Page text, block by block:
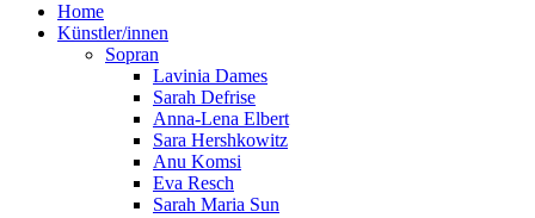
Home
Künstler/innen
Sopran
Lavinia Dames
Sarah Defrise
Anna-Lena Elbert
Sara Hershkowitz
Anu Komsi
Eva Resch
Sarah Maria Sun